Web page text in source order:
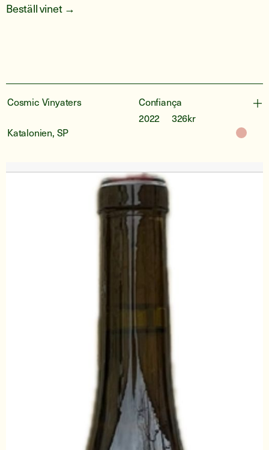
Beställ vinet →
Cosmic Vinyaters
Confiança
326kr
2022
Katalonien, SP